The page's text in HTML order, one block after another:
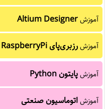
آموزشAltium Designer
آموزشرزبری‌پای RaspberryPi
آموزشپایتون Python
آموزشاتوماسیون صنعتی